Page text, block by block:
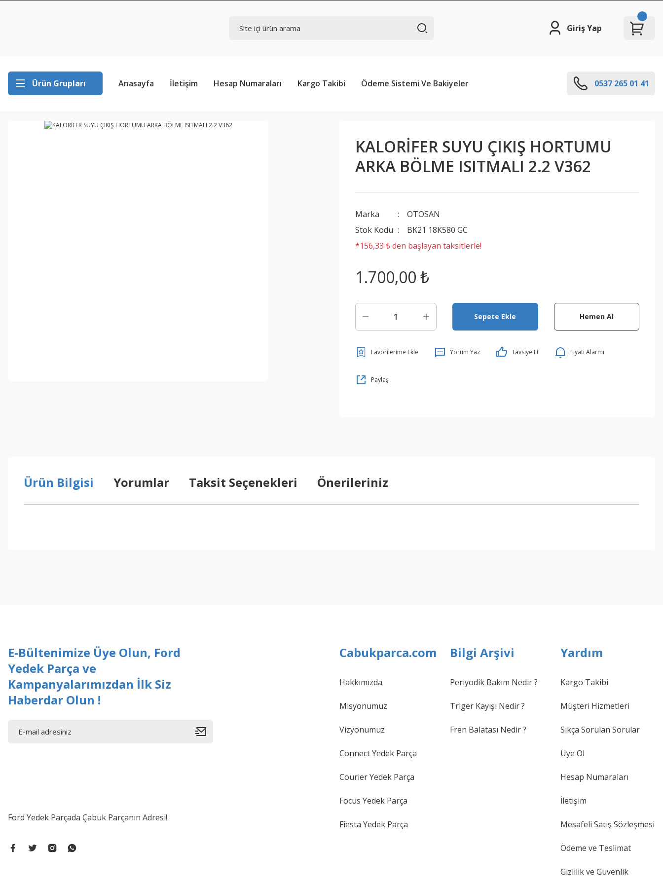
Giriş Yap
Ürün Grupları Anasayfa İletişim Hesap Numaraları Kargo Takibi Ödeme Sistemi Ve Bakiyeler 0537 265 01 41
KALORİFER SUYU ÇIKIŞ HORTUMU
ARKA BÖLME ISITMALI 2.2 V362
Marka
OTOSAN
Stok Kodu
BK21 18K580 GC
*156,33 ₺ den başlayan taksitlerle!
1.700,00 ₺
Sepete Ekle Hemen Al
Yorum Yaz Tavsiye Et Fiyatı Alarmı
Paylaş
Ürün Bilgisi Yorumlar Taksit Seçenekleri Önerileriniz
E-Bültenimize Üye Olun, Ford
Yedek Parça ve
Kampanyalarımızdan İlk Siz
Haberdar Olun !
Ford Yedek Parçada Çabuk Parçanın Adresi!
Cabukparca.com
Hakkımızda
Misyonumuz
Vizyonumuz
Connect Yedek Parça
Courier Yedek Parça
Focus Yedek Parça
Fiesta Yedek Parça
Bilgi Arşivi
Periyodik Bakım Nedir ?
Triger Kayışı Nedir ?
Fren Balatası Nedir ?
Yardım
Kargo Takibi
Müşteri Hizmetleri
Sıkça Sorulan Sorular
Üye Ol
Hesap Numaraları
İletişim
Mesafeli Satış Sözleşmesi
Ödeme ve Teslimat
Gizlilik ve Güvenlik